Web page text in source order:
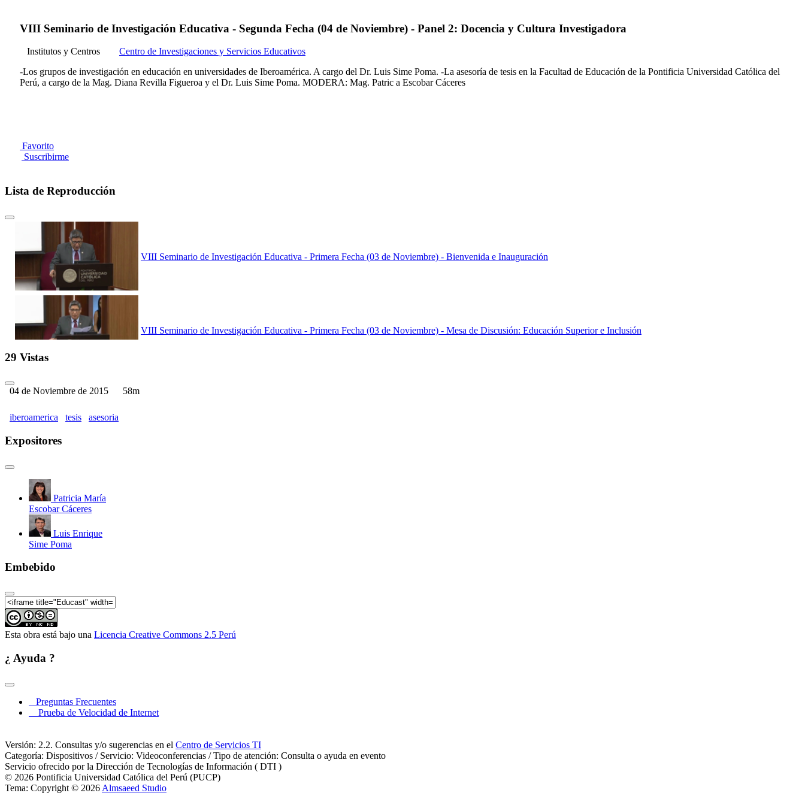
VIII Seminario de Investigación Educativa - Segunda Fecha (04 de Noviembre) - Panel 2: Docencia y Cultura Investigadora
Institutos y Centros
Centro de Investigaciones y Servicios Educativos
-Los grupos de investigación en educación en universidades de Iberoamérica. A cargo del Dr. Luis Sime Poma. -La asesoría de tesis en la Facultad de Educación de la Pontificia Universidad Católica del
Perú, a cargo de la Mag. Diana Revilla Figueroa y el Dr. Luis Sime Poma. MODERA: Mag. Patric a Escobar Cáceres
Favorito
Suscribirme
Lista de Reproducción
VIII Seminario de Investigación Educativa - Primera Fecha (03 de Noviembre) - Bienvenida e Inauguración
VIII Seminario de Investigación Educativa - Primera Fecha (03 de Noviembre) - Mesa de Discusión: Educación Superior e Inclusión
VIII Seminario de Investigación Educativa - Segunda Fecha (04 de Noviembre) - Conferencia Internacional II
29 Vistas
04 de Noviembre de 2015 58m
iberoamerica tesis asesoria
Expositores
Patricia María
Escobar Cáceres
Luis Enrique
Sime Poma
Embebido
Esta obra está bajo una Licencia Creative Commons 2.5 Perú
¿ Ayuda ?
Preguntas Frecuentes
Prueba de Velocidad de Internet
Versión: 2.2. Consultas y/o sugerencias en el Centro de Servicios TI
Categoría: Dispositivos / Servicio: Videoconferencias / Tipo de atención: Consulta o ayuda en evento
Servicio ofrecido por la Dirección de Tecnologías de Información ( DTI )
© 2026 Pontificia Universidad Católica del Perú (PUCP)
Tema: Copyright © 2026 Almsaeed Studio